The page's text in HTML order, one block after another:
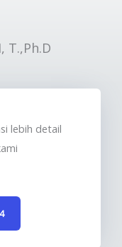
T.,Ph.D
lebih detail